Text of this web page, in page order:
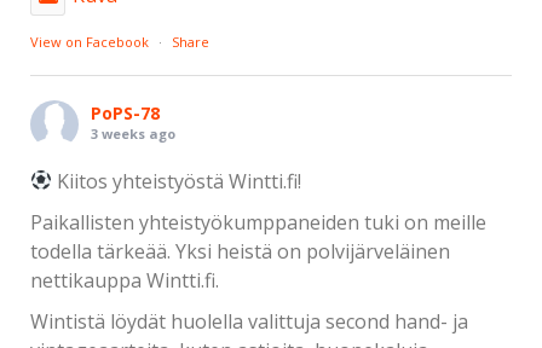
View on Facebook · Share
PoPS-78
3 weeks ago
Kiitos yhteistyöstä Wintti.fi!
Paikallisten yhteistyökumppaneiden tuki on meille
todella tärkeää. Yksi heistä on polvijärveläinen
nettikauppa Wintti.fi.
Wintistä löydät huolella valittuja second hand- ja